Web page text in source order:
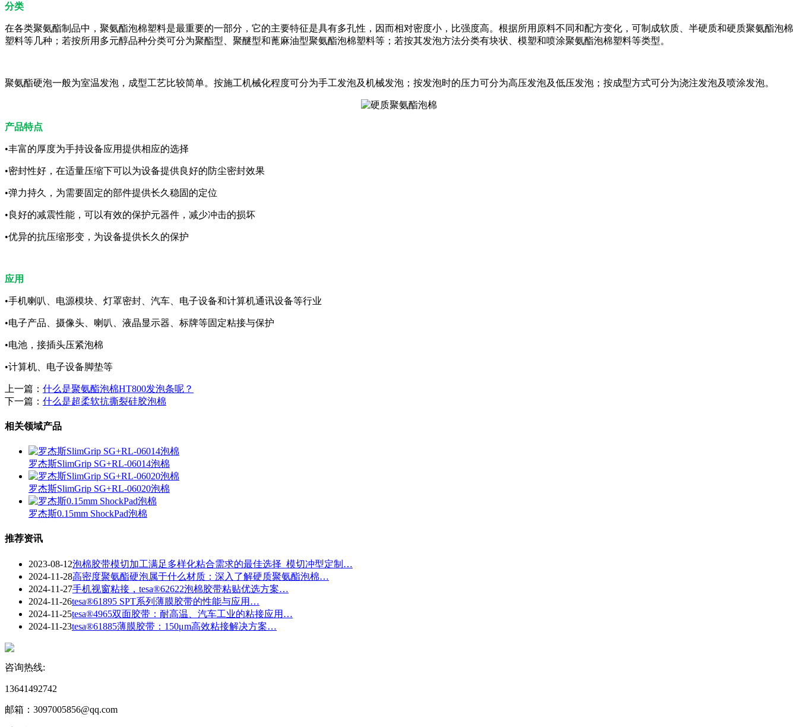
分类
在各类聚氨酯制品中，聚氨酯泡棉塑料是最重要的一部分，它的主要特征是具有多孔性，因而相对密度小，比强度高。根据所用原料不同和配方变化，可制成软质、半硬质和硬质聚氨酯泡棉
塑料等几种；若按所用多元醇品种分类可分为聚酯型、聚醚型和蓖麻油型聚氨酯泡棉塑料等；若按其发泡方法分类有块状、模塑和喷涂聚氨酯泡棉塑料等类型。
聚氨酯硬泡一般为室温发泡，成型工艺比较简单。按施工机械化程度可分为手工发泡及机械发泡；按发泡时的压力可分为高压发泡及低压发泡；按成型方式可分为浇注发泡及喷涂发泡。
产品特点
•丰富的厚度为手持设备应用提供相应的选择
•密封性好，在适量压缩下可以为设备提供良好的防尘密封效果
•弹力持久，为需要固定的部件提供长久稳固的定位
•良好的减震性能，可以有效的保护元器件，减少冲击的损坏
•优异的抗压缩形变，为设备提供长久的保护
应用
•手机喇叭、电源模块、灯罩密封、汽车、电子设备和计算机通讯设备等行业
•电子产品、摄像头、喇叭、液晶显示器、标牌等固定粘接与保护
•电池，接插头压紧泡棉
•计算机、电子设备脚垫等
上一篇： 什么是聚氨酯泡棉HT800发泡条呢？
下一篇： 什么是超柔软抗撕裂硅胶泡棉
相关领域产品
罗杰斯SlimGrip SG+RL-06014泡棉
罗杰斯SlimGrip SG+RL-06020泡棉
罗杰斯0.15mm ShockPad泡棉
推荐资讯
2023-08-12泡棉胶带模切加工满足多样化粘合需求的最佳选择_模切冲型定制…
2024-11-28​高密度聚氨酯硬泡属于什么材质：深入了解硬质聚氨酯泡棉…
2024-11-27手机视窗粘接，tesa®62622泡棉胶带粘贴优选方案…
2024-11-26tesa®61895 SPT系列薄膜胶带的性能与应用…
2024-11-25tesa®4965双面胶带：耐高温、汽车工业的粘接应用…
2024-11-23​tesa®61885薄膜胶带：150μm高效粘接解决方案…
咨询热线:
13641492742
邮箱：3097005856@qq.com‬